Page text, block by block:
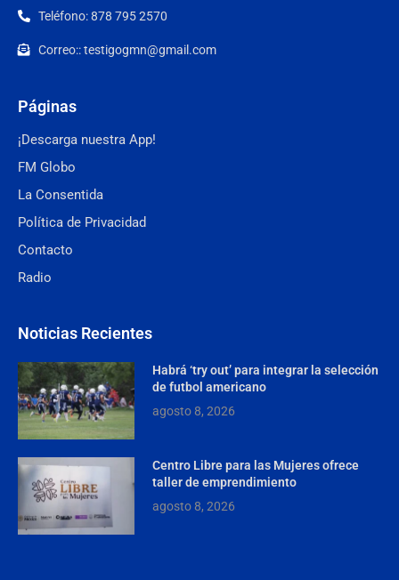
Teléfono: 878 795 2570
Correo:: testigogmn@gmail.com
Páginas
¡Descarga nuestra App!
FM Globo
La Consentida
Política de Privacidad
Contacto
Radio
Noticias Recientes
Habrá ‘try out’ para integrar la selección
de futbol americano
agosto 8, 2026
Centro Libre para las Mujeres ofrece
taller de emprendimiento
agosto 8, 2026